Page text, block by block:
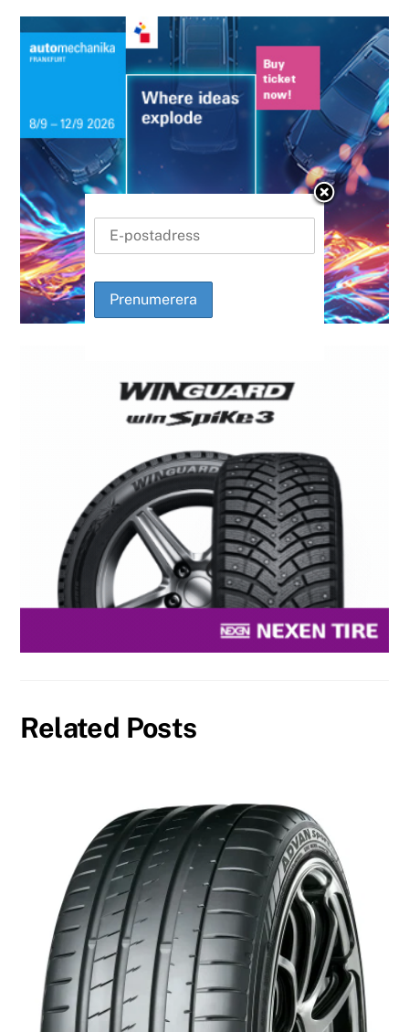
Related Posts